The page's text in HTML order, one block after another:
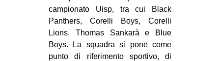
EVENTI
in
campionato Uisp, tra cui Black
Panthers, Corelli Boys, Corelli
Lions, Thomas Sankarà e Blue
Boys. La squadra si pone come
punto di riferimento sportivo, di